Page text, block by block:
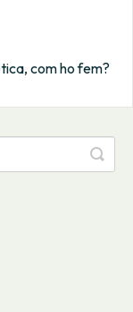
com ho fem?